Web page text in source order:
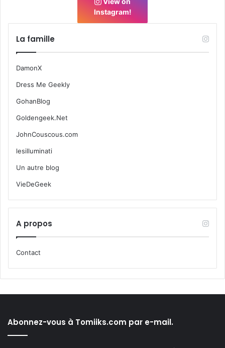
Instagram!
La famille
DamonX
Dress Me Geekly
GohanBlog
Goldengeek.Net
JohnCouscous.com
lesilluminati
Un autre blog
VieDeGeek
A propos
Contact
Abonnez-vous à Tomiiks.com par e-mail.